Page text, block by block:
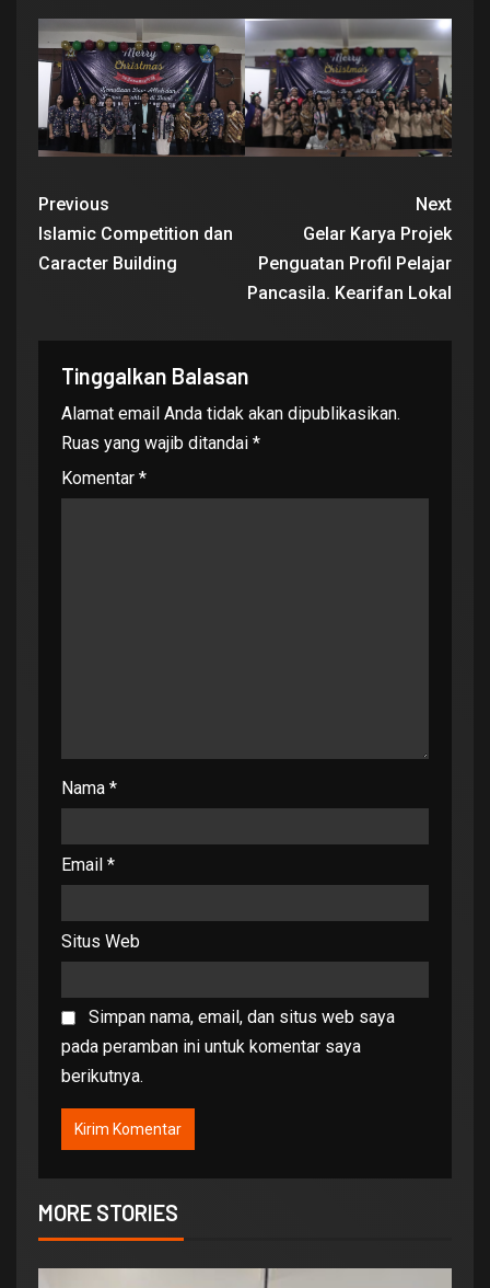
Previous
Islamic Competition dan
Caracter Building
Next
Gelar Karya Projek
Penguatan Profil Pelajar
Pancasila. Kearifan Lokal
Tinggalkan Balasan
Alamat email Anda tidak akan dipublikasikan.
Ruas yang wajib ditandai *
Komentar *
Nama *
Email *
Situs Web
Simpan nama, email, dan situs web saya
pada peramban ini untuk komentar saya
berikutnya.
MORE STORIES